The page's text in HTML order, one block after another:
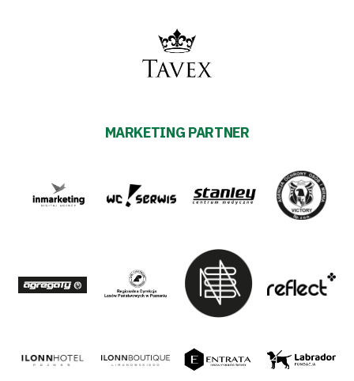
MARKETING PARTNER